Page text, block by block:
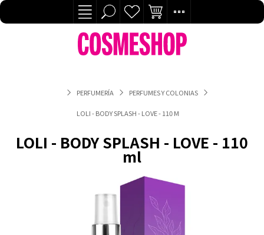
PERFUMERÍA PERFUMES Y COLONIAS
LOLI - BODY SPLASH - LOVE - 110 ML
LOLI - BODY SPLASH - LOVE - 110
ml